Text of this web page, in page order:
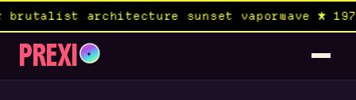
architecture sunset vaporwave ★
PREXI ✦